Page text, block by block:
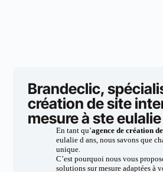
Brandeclic,
création de site
mesure à ste
En tant qu’agence de création
eulalie d ans, nous savons que
unique.
C’est pourquoi nous vous
solutions sur mesure adaptées à